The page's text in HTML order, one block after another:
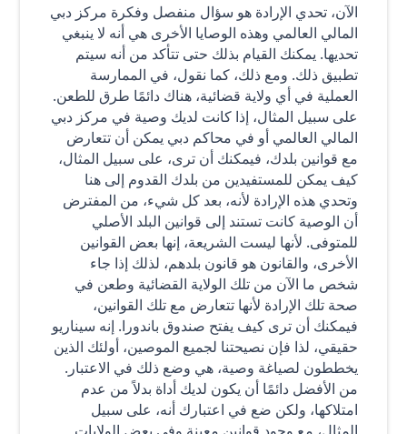
الآن، تحدي الإرادة هو سؤال منفصل وفكرة مركز دبي
المالي العالمي وهذه الوصايا الأخرى هي أنه لا ينبغي
تحديها. يمكنك القيام بذلك حتى تتأكد من أنه سيتم
تطبيق ذلك. ومع ذلك، كما نقول، في الممارسة
العملية في أي ولاية قضائية، هناك دائمًا طرق للطعن.
على سبيل المثال، إذا كانت لديك وصية في مركز دبي
المالي العالمي أو في محاكم دبي يمكن أن تتعارض
مع قوانين بلدك، فيمكنك أن ترى، على سبيل المثال،
كيف يمكن للمستفيدين من بلدك القدوم إلى هنا
وتحدي هذه الإرادة لأنه، بعد كل شيء، من المفترض
أن الوصية كانت تستند إلى قوانين البلد الأصلي
للمتوفى. لأنها ليست الشريعة، إنها بعض القوانين
الأخرى، والقانون هو قانون بلدهم، لذلك إذا جاء
شخص ما الآن من تلك الولاية القضائية وطعن في
صحة تلك الإرادة لأنها تتعارض مع تلك القوانين،
فيمكنك أن ترى كيف يفتح صندوق باندورا. إنه سيناريو
حقيقي، لذا فإن نصيحتنا لجميع الموصين، أولئك الذين
يخططون لصياغة وصية، هي وضع ذلك في الاعتبار.
من الأفضل دائمًا أن يكون لديك أداة بدلاً من عدم
امتلاكها، ولكن ضع في اعتبارك أنه، على سبيل